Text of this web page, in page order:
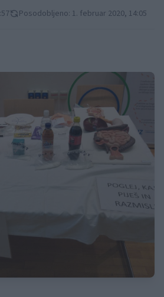
Posodobljeno: 1. februar 2020, 14:05